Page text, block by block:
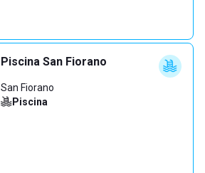
Piscina San Fiorano
San Fiorano
Piscina